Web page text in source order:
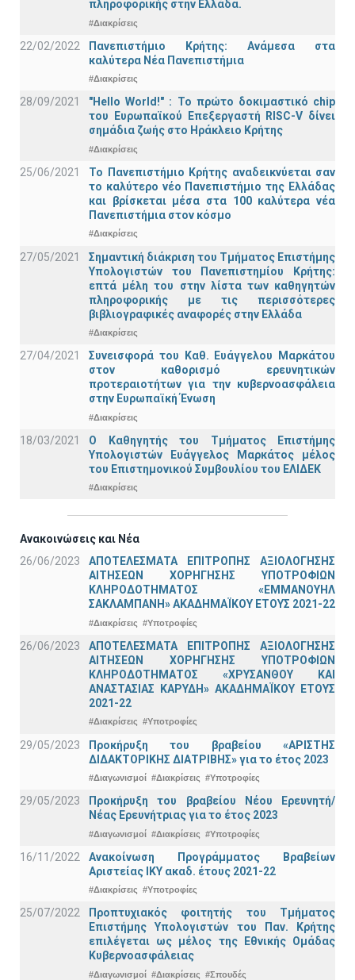
πληροφορικής στην Ελλάδα.
#Διακρίσεις
22/02/2022
Πανεπιστήμιο Κρήτης: Ανάμεσα στα
καλύτερα Νέα Πανεπιστήμια
#Διακρίσεις
28/09/2021
"Hello World!" : Το πρώτο δοκιμαστικό chip
του Ευρωπαϊκού Επεξεργαστή RISC-V δίνει
σημάδια ζωής στο Ηράκλειο Κρήτης
#Διακρίσεις
25/06/2021
Το Πανεπιστήμιο Κρήτης αναδεικνύεται σαν
το καλύτερο νέο Πανεπιστήμιο της Ελλάδας
και βρίσκεται μέσα στα 100 καλύτερα νέα
Πανεπιστήμια στον κόσμο
#Διακρίσεις
27/05/2021
Σημαντική διάκριση του Τμήματος Επιστήμης
Υπολογιστών του Πανεπιστημίου Κρήτης:
επτά μέλη του στην λίστα των καθηγητών
πληροφορικής με τις περισσότερες
βιβλιογραφικές αναφορές στην Ελλάδα
#Διακρίσεις
27/04/2021
Συνεισφορά του Καθ. Ευάγγελου Μαρκάτου
στον καθορισμό ερευνητικών
προτεραιοτήτων για την κυβερνοασφάλεια
στην Ευρωπαϊκή Ένωση
#Διακρίσεις
18/03/2021
Ο Καθηγητής του Τμήματος Επιστήμης
Υπολογιστών Ευάγγελος Μαρκάτος μέλος
του Επιστημονικού Συμβουλίου του ΕΛΙΔΕΚ
#Διακρίσεις
Ανακοινώσεις και Νέα
26/06/2023
ΑΠΟΤΕΛΕΣΜΑΤΑ ΕΠΙΤΡΟΠΗΣ ΑΞΙΟΛΟΓΗΣΗΣ
ΑΙΤΗΣΕΩΝ ΧΟΡΗΓΗΣΗΣ ΥΠΟΤΡΟΦΙΩΝ
ΚΛΗΡΟΔΟΤΗΜΑΤΟΣ «ΕΜΜΑΝΟΥΗΛ
ΣΑΚΛΑΜΠΑΝΗ» ΑΚΑΔΗΜΑΪΚΟΥ ΕΤΟΥΣ 2021-22
#Διακρίσεις #Υποτροφίες
26/06/2023
ΑΠΟΤΕΛΕΣΜΑΤΑ ΕΠΙΤΡΟΠΗΣ ΑΞΙΟΛΟΓΗΣΗΣ
ΑΙΤΗΣΕΩΝ ΧΟΡΗΓΗΣΗΣ ΥΠΟΤΡΟΦΙΩΝ
ΚΛΗΡΟΔΟΤΗΜΑΤΟΣ «ΧΡΥΣΑΝΘΟΥ ΚΑΙ
ΑΝΑΣΤΑΣΙΑΣ ΚΑΡΥΔΗ» ΑΚΑΔΗΜΑΪΚΟΥ ΕΤΟΥΣ
2021-22
#Διακρίσεις #Υποτροφίες
29/05/2023
Προκήρυξη του βραβείου «ΑΡΙΣΤΗΣ
ΔΙΔΑΚΤΟΡΙΚΗΣ ΔΙΑΤΡΙΒΗΣ» για το έτος 2023
#Διαγωνισμοί #Διακρίσεις #Υποτροφίες
29/05/2023
Προκήρυξη του βραβείου Νέου Ερευνητή/
Νέας Ερευνήτριας για το έτος 2023
#Διαγωνισμοί #Διακρίσεις #Υποτροφίες
16/11/2022
Ανακοίνωση Προγράμματος Βραβείων
Αριστείας ΙΚΥ ακαδ. έτους 2021-22
#Διακρίσεις #Υποτροφίες
25/07/2022
Προπτυχιακός φοιτητής του Τμήματος
Επιστήμης Υπολογιστών του Παν. Κρήτης
επιλέγεται ως μέλος της Εθνικής Ομάδας
Κυβερνοασφάλειας
#Διαγωνισμοί #Διακρίσεις #Σπουδές